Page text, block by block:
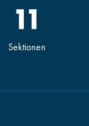
Sektionen
11